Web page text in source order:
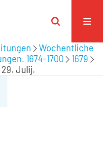
Wochentliche
1674-1700
1679
29. Julij.